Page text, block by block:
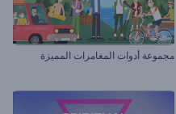
مجموعة أدوات المغامرات المميزة